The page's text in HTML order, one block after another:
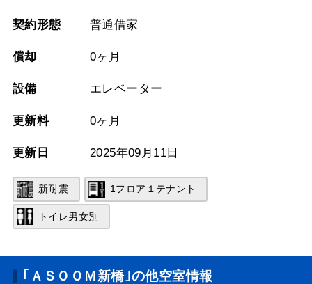
契約形態 普通借家
償却 0ヶ月
設備 エレベーター
更新料 0ヶ月
更新日 2025年09月11日
新耐震 1フロア１テナント
トイレ男女別
｢ＡＳＯＯＭ新橋｣の他空室情報